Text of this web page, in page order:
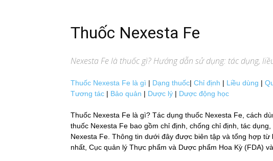
Thuốc Nexesta Fe
Nexesta Felà thuốc gì? Hướng dẫn sử dụng: tác dụng,
Thuốc Nexesta Fe là gì | Dạng thuốc| Chỉ định | Liều dùng |
Tương tác | Bảo quản | Dược lý | Dược động học
Thuốc Nexesta Fe là gì? Tác dụng thuốc Nexesta Fe, cách
thuốc Nexesta Fe bao gồm chỉ định, chống chỉ định, tác
Nexesta Fe. Thông tin dưới đây được biên tập và tổng hợp từ
nhất, Cục quản lý Thực phẩm và Dược phẩm Hoa Kỳ (FDA)